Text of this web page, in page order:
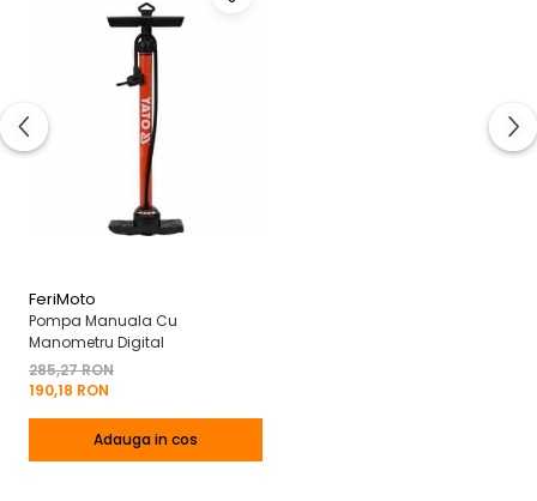
FeriMoto
Pompa Manuala Cu
Manometru Digital
285,27 RON
190,18 RON
Adauga in cos